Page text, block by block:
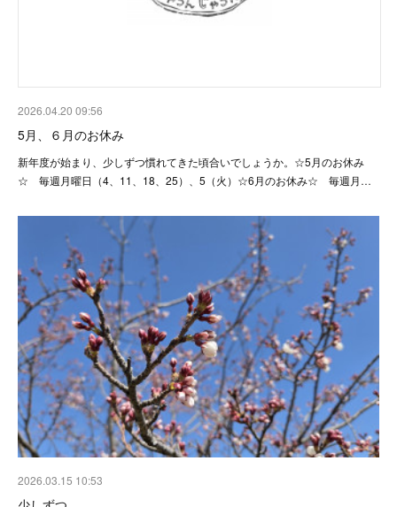
2026.04.20 09:56
5月、６月のお休み
新年度が始まり、少しずつ慣れてきた頃合いでしょうか。☆5月のお休み
☆ 毎週月曜日（4、11、18、25）、5（火）☆6月のお休み☆ 毎週月…
2026.03.15 10:53